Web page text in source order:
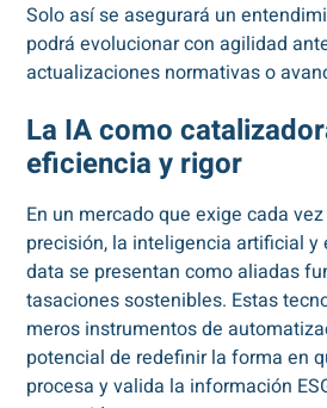
Solo así se asegurará un
podrá evolucionar con agilidad
actualizaciones normativas o
La IA como
eficiencia y rigor
En un mercado que exige cada
precisión, la inteligencia artificial y
data se presentan como aliadas
tasaciones sostenibles. Estas
meros instrumentos de
potencial de redefinir la forma en
procesa y valida la información